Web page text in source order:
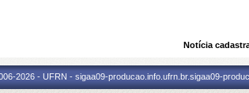
Notícia
2026 - UFRN - sigaa09-producao.info.ufrn.br.sigaa09-